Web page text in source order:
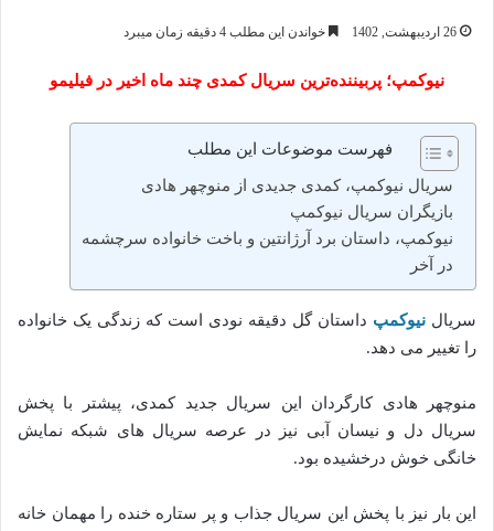
26 اردیبهشت, 1402 خواندن این مطلب 4 دقیقه زمان میبرد
نیوکمپ؛ پربیننده‌ترین سریال کمدی چند ماه اخیر در فیلیمو
فهرست موضوعات این مطلب
سریال نیوکمپ، کمدی جدیدی از منوچهر هادی
بازیگران سریال نیوکمپ
نیوکمپ، داستان برد آرژانتین و باخت خانواده سرچشمه
در آخر
سریال نیوکمپ داستان گل دقیقه نودی است که زندگی یک خانواده
را تغییر می دهد.
منوچهر هادی کارگردان این سریال جدید کمدی، پیشتر با پخش
سریال دل و نیسان آبی نیز در عرصه سریال های شبکه نمایش
خانگی خوش درخشیده بود.
این بار نیز با پخش این سریال جذاب و پر ستاره خنده را مهمان خانه